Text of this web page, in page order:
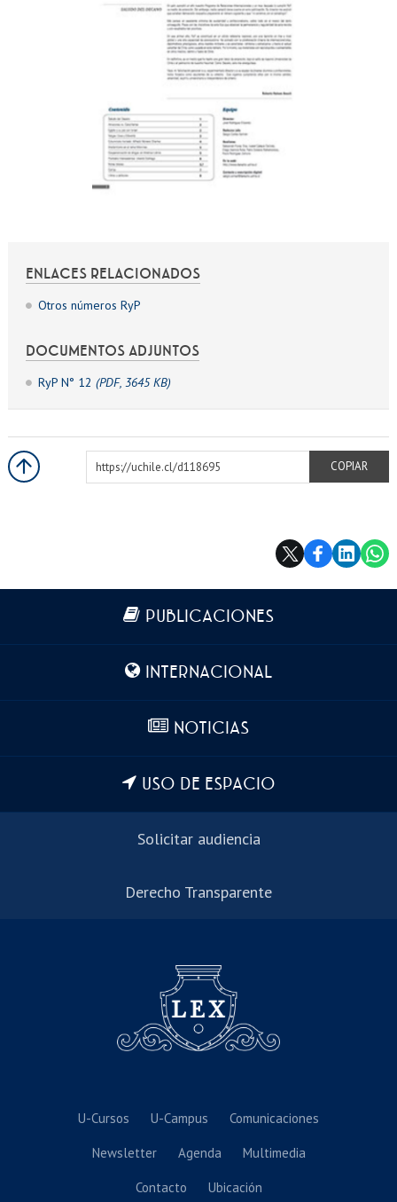
ENLACES RELACIONADOS
Otros números RyP
DOCUMENTOS ADJUNTOS
RyP N° 12 (PDF, 3645 KB)
https://uchile.cl/d118695
COPIAR
Más información
PUBLICACIONES
INTERNACIONAL
NOTICIAS
USO DE ESPACIO
Solicitar audiencia
Derecho Transparente
U-Cursos U-Campus Comunicaciones
Newsletter Agenda Multimedia
Contacto Ubicación